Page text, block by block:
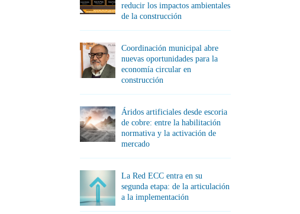
reducir los impactos ambientales
de la construcción
Coordinación municipal abre
nuevas oportunidades para la
economía circular en
construcción
Áridos artificiales desde escoria
de cobre: entre la habilitación
normativa y la activación de
mercado
La Red ECC entra en su
segunda etapa: de la articulación
a la implementación